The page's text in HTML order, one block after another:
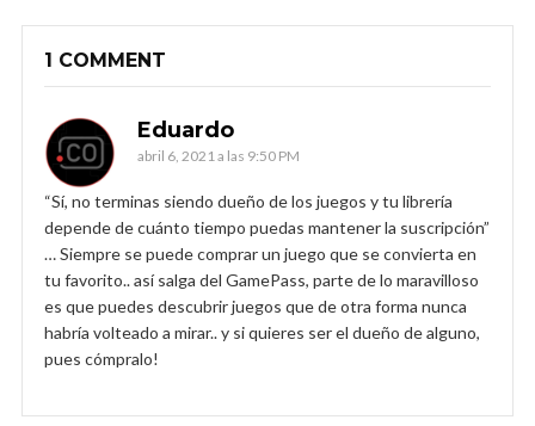
1 COMMENT
Eduardo
abril 6, 2021 a las 9:50 PM
“Sí, no terminas siendo dueño de los juegos y tu librería
depende de cuánto tiempo puedas mantener la suscripción”
… Siempre se puede comprar un juego que se convierta en
tu favorito.. así salga del GamePass, parte de lo maravilloso
es que puedes descubrir juegos que de otra forma nunca
habría volteado a mirar.. y si quieres ser el dueño de alguno,
pues cómpralo!